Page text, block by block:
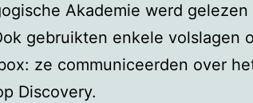
Akademie werd
gebruikten enkele volslagen
ze communiceerden over
Discovery.